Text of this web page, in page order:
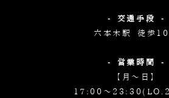
- 交通手段 -
六本木駅 徒歩10
- 営業時間 -
【月～日】
17:00～